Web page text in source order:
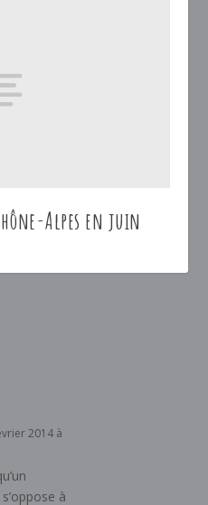
Alpes en juin
2014 à
à